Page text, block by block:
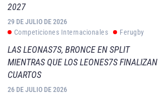
2027
29 DE JULIO DE 2026
Competiciones Internacionales
Ferugby
LAS LEONAS7S, BRONCE EN SPLIT
MIENTRAS QUE LOS LEONES7S FINALIZAN
CUARTOS
26 DE JULIO DE 2026